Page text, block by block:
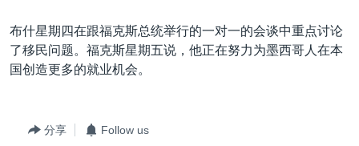
埃博拉疫情
美国之音专访
台海两岸关系
关注我们
其他语言网站
布什星期四在跟福克斯总统举行的一对一的会谈中重点讨论
了移民问题。福克斯星期五说，他正在努力为墨西哥人在本
国创造更多的就业机会。
分享 Follow us